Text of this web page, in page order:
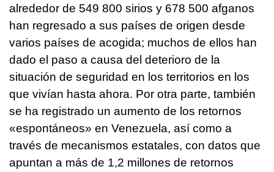
alrededor de 549 800 sirios y 678 500 afganos
han regresado a sus países de origen desde
varios países de acogida; muchos de ellos han
dado el paso a causa del deterioro de la
situación de seguridad en los territorios en los
que vivían hasta ahora. Por otra parte, también
se ha registrado un aumento de los retornos
«espontáneos» en Venezuela, así como a
través de mecanismos estatales, con datos que
apuntan a más de 1,2 millones de retornos